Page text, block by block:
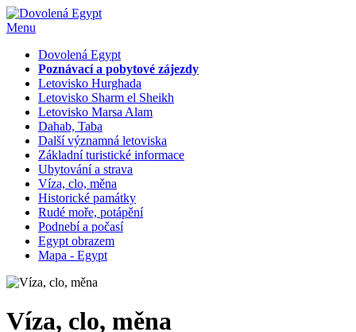
Menu
Dovolená Egypt
Poznávací a pobytové zájezdy
Letovisko Hurghada
Letovisko Sharm el Sheikh
Letovisko Marsa Alam
Dahab, Taba
Další významná letoviska
Základní turistické informace
Ubytování a strava
Víza, clo, měna
Historické památky
Rudé moře, potápění
Podnebí a počasí
Egypt obrazem
Mapa - Egypt
Víza, clo, měna